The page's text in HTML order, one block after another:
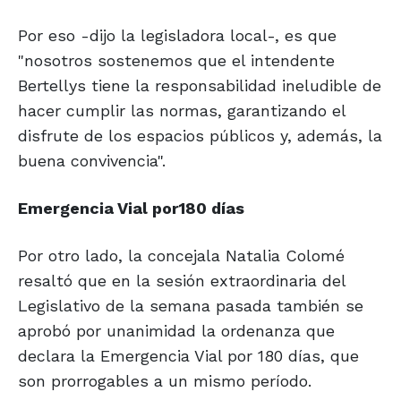
Por eso -dijo la legisladora local-, es que
"nosotros sostenemos que el intendente
Bertellys tiene la responsabilidad ineludible de
hacer cumplir las normas, garantizando el
disfrute de los espacios públicos y, además, la
buena convivencia".
EmergenciaVial por180 días
Por otro lado, la concejala Natalia Colomé
resaltó que en la sesión extraordinaria del
Legislativo de la semana pasada también se
aprobó por unanimidad la ordenanza que
declara la Emergencia Vial por 180 días, que
son prorrogables a un mismo período.